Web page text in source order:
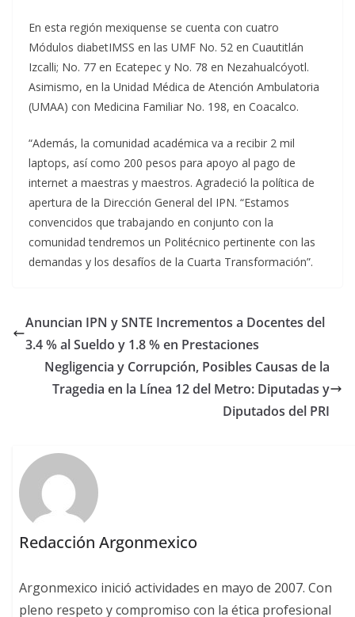
En esta región mexiquense se cuenta con cuatro
Módulos diabetIMSS en las UMF No. 52 en Cuautitlán
Izcalli; No. 77 en Ecatepec y No. 78 en Nezahualcóyotl.
Asimismo, en la Unidad Médica de Atención Ambulatoria
(UMAA) con Medicina Familiar No. 198, en Coacalco.
“Además, la comunidad académica va a recibir 2 mil
laptops, así como 200 pesos para apoyo al pago de
internet a maestras y maestros. Agradeció la política de
apertura de la Dirección General del IPN. “Estamos
convencidos que trabajando en conjunto con la
comunidad tendremos un Politécnico pertinente con las
demandas y los desafíos de la Cuarta Transformación”.
Anuncian IPN y SNTE Incrementos a Docentes del
3.4 % al Sueldo y 1.8 % en Prestaciones
Negligencia y Corrupción, Posibles Causas de la
Tragedia en la Línea 12 del Metro: Diputadas y
Diputados del PRI
Redacción Argonmexico
Argonmexico inició actividades en mayo de 2007. Con
pleno respeto y compromiso con la ética profesional